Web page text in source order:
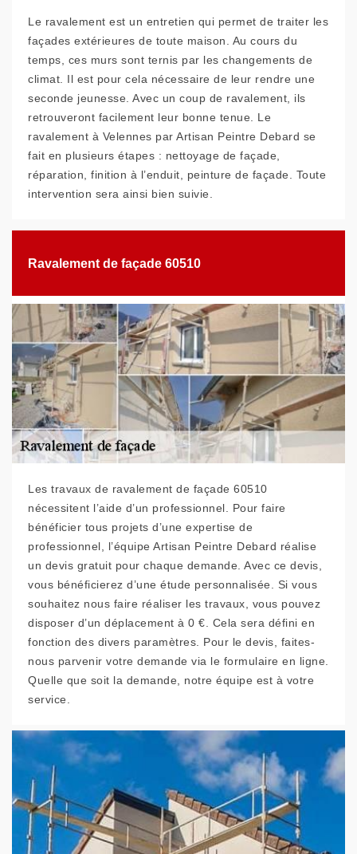
Le ravalement est un entretien qui permet de traiter les
façades extérieures de toute maison. Au cours du
temps, ces murs sont ternis par les changements de
climat. Il est pour cela nécessaire de leur rendre une
seconde jeunesse. Avec un coup de ravalement, ils
retrouveront facilement leur bonne tenue. Le
ravalement à Velennes par Artisan Peintre Debard se
fait en plusieurs étapes : nettoyage de façade,
réparation, finition à l’enduit, peinture de façade. Toute
intervention sera ainsi bien suivie.
Ravalement de façade 60510
Les travaux de ravalement de façade 60510
nécessitent l’aide d’un professionnel. Pour faire
bénéficier tous projets d’une expertise de
professionnel, l’équipe Artisan Peintre Debard réalise
un devis gratuit pour chaque demande. Avec ce devis,
vous bénéficierez d’une étude personnalisée. Si vous
souhaitez nous faire réaliser les travaux, vous pouvez
disposer d’un déplacement à 0 €. Cela sera défini en
fonction des divers paramètres. Pour le devis, faites-
nous parvenir votre demande via le formulaire en ligne.
Quelle que soit la demande, notre équipe est à votre
service.